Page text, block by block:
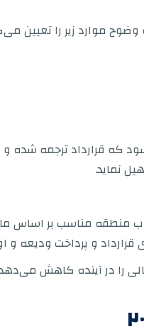
موارد زیر را تعیین
که قرارداد ترجمه
نماید.
را در آینده کاهش